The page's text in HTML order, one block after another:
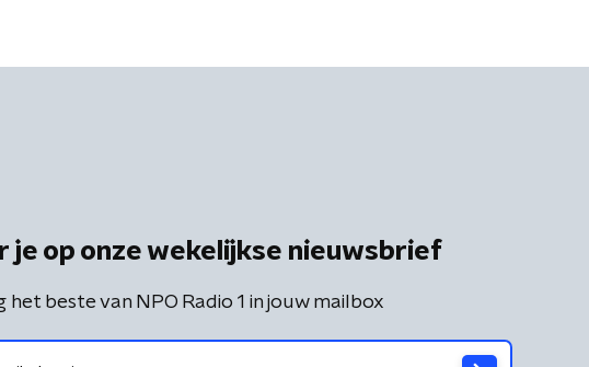
je op onze wekelijkse nieuwsbrief
het beste van NPO Radio 1 in jouw mailbox